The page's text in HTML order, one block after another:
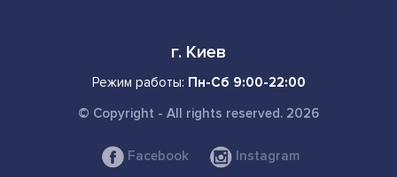
г. Киев
Режим работы: Пн-Сб 9:00-22:00
© Copyright - All rights reserved. 2026
Facebook Instagram